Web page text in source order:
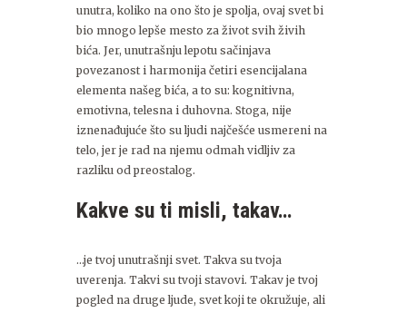
unutra, koliko na ono što je spolja, ovaj svet bi
bio mnogo lepše mesto za život svih živih
bića. Jer, unutrašnju lepotu sačinjava
povezanost i harmonija četiri esencijalana
elementa našeg bića, a to su: kognitivna,
emotivna, telesna i duhovna. Stoga, nije
iznenađujuće što su ljudi najčešće usmereni na
telo, jer je rad na njemu odmah vidljiv za
razliku od preostalog.
Kakve su ti misli, takav…
…je tvoj unutrašnji svet. Takva su tvoja
uverenja. Takvi su tvoji stavovi. Takav je tvoj
pogled na druge ljude, svet koji te okružuje, ali